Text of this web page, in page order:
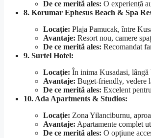
De ce merită ales: O experiență
8. Korumar Ephesus Beach & Spa
Locație: Plaja Pamucak, între
Avantaje: Resort nou, camere
De ce merită ales: Recomandat
9. Surtel Hotel:
Locație: În inima Kusadasi, lângă
Avantaje: Buget-friendly, vedere
De ce merită ales: Excelent
10. Ada Apartments & Studios:
Locație: Zona Yilanciburnu,
Avantaje: Apartamente complet
De ce merită ales: O opțiune